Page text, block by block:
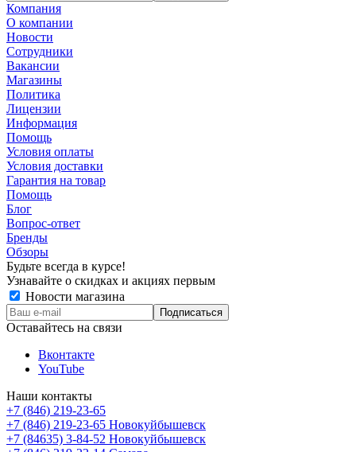
Компания
О компании
Новости
Сотрудники
Вакансии
Магазины
Политика
Лицензии
Информация
Помощь
Условия оплаты
Условия доставки
Гарантия на товар
Помощь
Блог
Вопрос-ответ
Бренды
Обзоры
Будьте всегда в курсе!
Узнавайте о скидках и акциях первым
Новости магазина
Оставайтесь на связи
Вконтакте
YouTube
Наши контакты
+7 (846) 219-23-65
+7 (846) 219-23-65 Новокуйбышевск
+7 (84635) 3-84-52 Новокуйбышевск